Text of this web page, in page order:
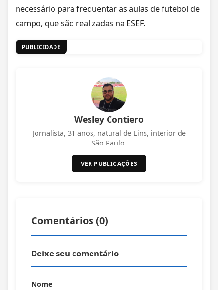
necessário para frequentar as aulas de futebol de
campo, que são realizadas na ESEF.
PUBLICIDADE
Wesley Contiero
Jornalista, 31 anos, natural de Lins, interior de
São Paulo.
VER PUBLICAÇÕES
Comentários (0)
Deixe seu comentário
Nome